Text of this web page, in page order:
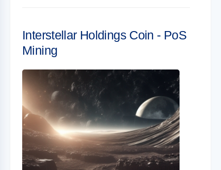
Interstellar Holdings Coin - PoS
Mining